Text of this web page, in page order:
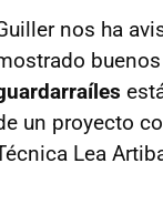
nos ha
un proyecto
Lea